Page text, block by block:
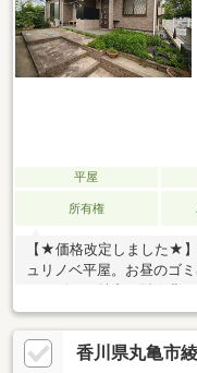
平屋
所有権
【★価格改定しました★
ュリノベ平屋。お昼のゴ
【陶小学校・綾川中学校】
香川県丸亀市